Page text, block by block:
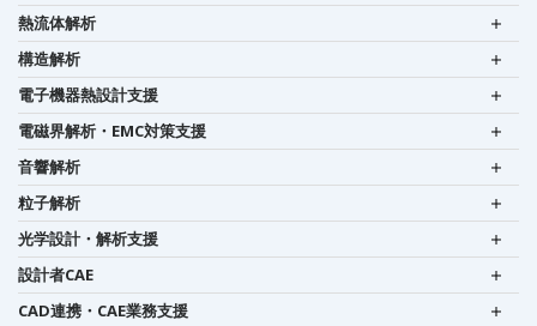
熱流体解析
構造解析
電子機器熱設計支援
電磁界解析・EMC対策支援
音響解析
粒子解析
光学設計・解析支援
設計者CAE
CAD連携・CAE業務支援